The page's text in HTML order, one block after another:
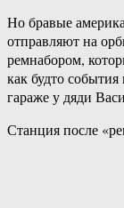
Но бравые
отправляют на
ремнабором,
как будто
гараже у дяди
Станция после